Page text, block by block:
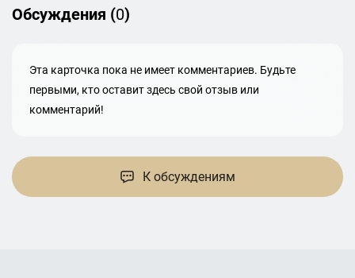
Обсуждения (0)
Эта карточка пока не имеет комментариев. Будьте
первыми, кто оставит здесь свой отзыв или
комментарий!
К обсуждениям